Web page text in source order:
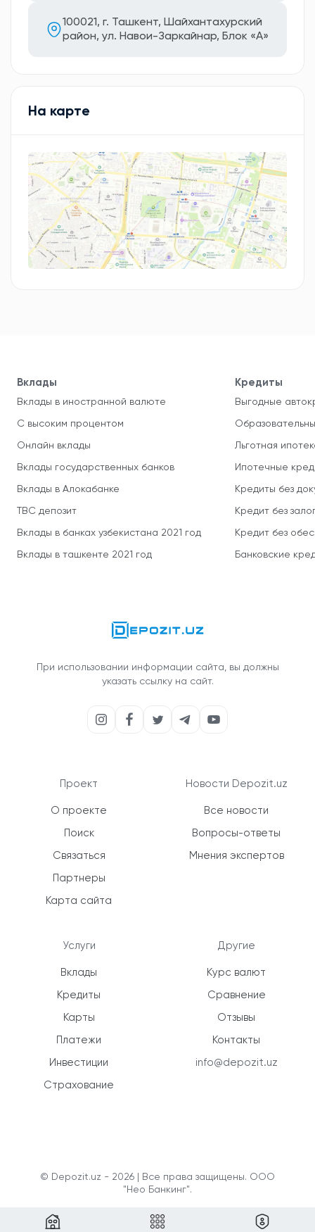
100021, г. Ташкент, Шайхантахурский
район, ул. Навои-Заркайнар, Блок «А»
На карте
Вклады
Вклады в иностранной валюте
С высоким процентом
Онлайн вклады
Вклады государственных банков
Вклады в Алокабанке
TBC депозит
Вклады в банках узбекистана 2021 год
Вклады в ташкенте 2021 год
Кредиты
Выгодные
Льготная
Ипотечные
Кредиты без
Кредит без
Кредит без
Банковские
При использовании информации сайта, вы должны
указать ссылку на сайт.
Проект
О проекте
Поиск
Связаться
Партнеры
Карта сайта
Услуги
Вклады
Кредиты
Карты
Платежи
Инвестиции
Страхование
Новости Depozit.uz
Все новости
Вопросы-ответы
Мнения экспертов
Другие
Курс валют
Сравнение
Отзывы
Контакты
info@depozit.uz
© Depozit.uz - 2026 | Все права защищены. ООО
"Нео Банкинг".